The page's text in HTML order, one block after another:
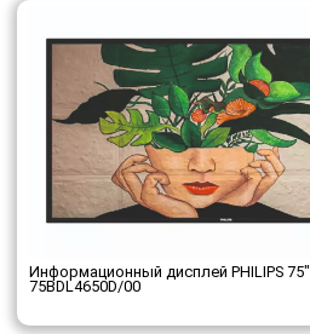
Информационный дисплей PHILIPS 75"
75BDL4650D/00